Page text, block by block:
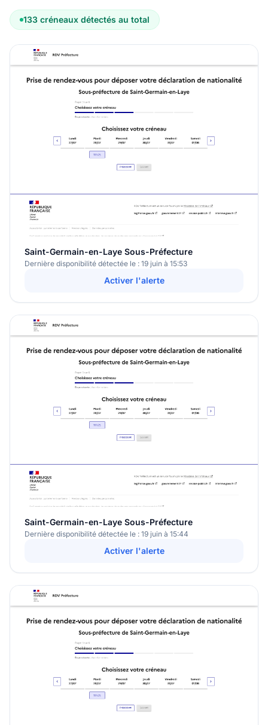
133 créneaux détectés au total
Saint-Germain-en-Laye Sous-Préfecture
Dernière disponibilité détectée le : 19 juin à 15:53
Activer l'alerte
Saint-Germain-en-Laye Sous-Préfecture
Dernière disponibilité détectée le : 19 juin à 15:44
Activer l'alerte